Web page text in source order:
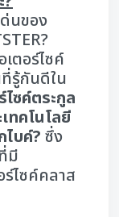
นของ
ตอร์ไซค์
รู้กันดีใน
ซค์ตระกูล
ทคโนโลยี
ไบค์?ซึ่ง
มี
ร์ไซค์คลาส